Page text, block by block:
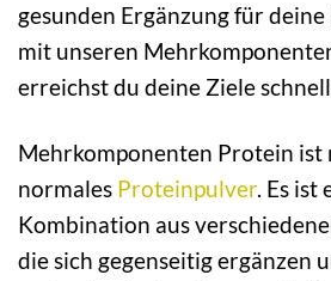
gesunden Ergänzung für
mit unseren
erreichst du deine Ziele
Mehrkomponenten Protein ist
normales Proteinpulver. Es ist
Kombination aus
die sich gegenseitig ergänzen